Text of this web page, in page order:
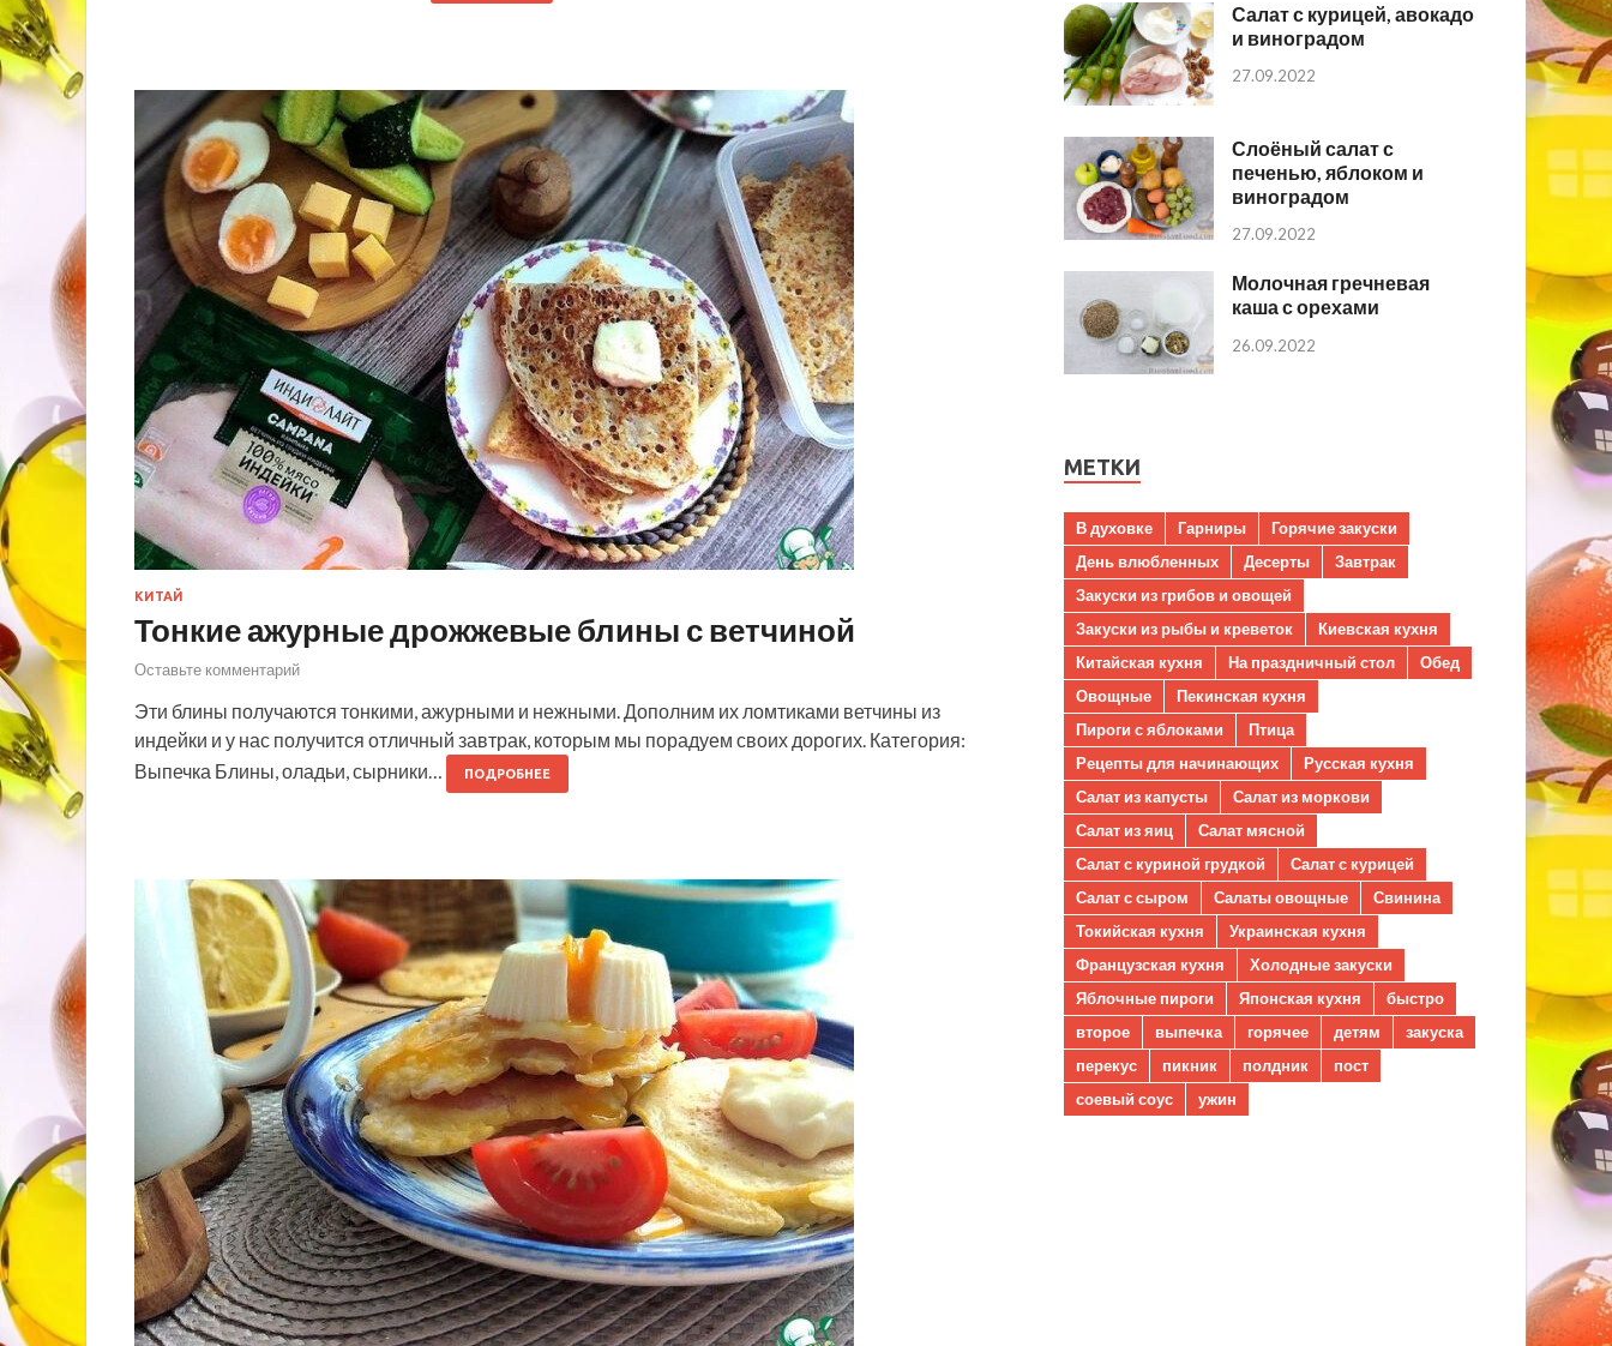
КИТАЙ
Тонкие ажурные дрожжевые блины с ветчиной
Оставьте комментарий
Эти блины получаются тонкими, ажурными и нежными. Дополним их ломтиками ветчины из
индейки и у нас получится отличный завтрак, которым мы порадуем своих дорогих. Категория:
Выпечка Блины, оладьи, сырники…
ПОДРОБНЕЕ
Салат с курицей, авокадо
и виноградом
27.09.2022
Слоёный салат с
печенью, яблоком и
виноградом
27.09.2022
Молочная гречневая
каша с орехами
26.09.2022
МЕТКИ
В духовке Гарниры
Горячие закуски
День влюбленных
Десерты
Завтрак
Закуски из грибов и овощей
Закуски из рыбы и креветок
Киевская кухня
Китайская кухня
На праздничный стол
Обед
Овощные
Пекинская кухня
Пироги с яблоками
Птица
Рецепты для начинающих
Русская кухня
Салат из капусты
Салат из моркови
Салат из яиц
Салат мясной
Салат с куриной грудкой
Салат с курицей
Салат с сыром
Салаты овощные
Свинина
Токийская кухня
Украинская кухня
Французская кухня
Холодные закуски
Яблочные пироги
Японская кухня
быстро
второе
выпечка горячее детям
закуска
перекус
пикник полдник
пост
соевый соус
ужин